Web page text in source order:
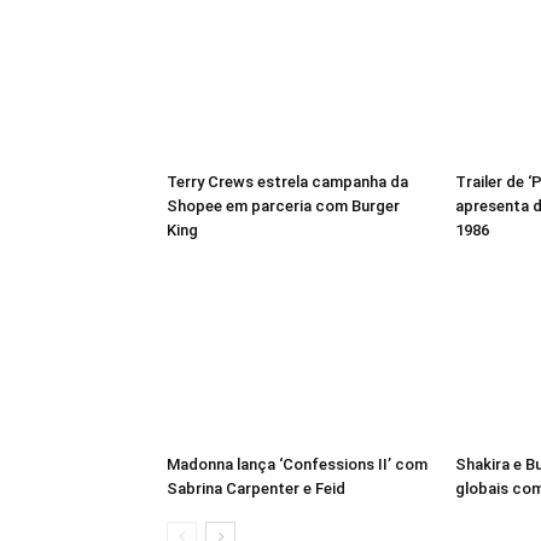
Terry Crews estrela campanha da
Shopee em parceria com Burger
King
Trailer de
apresenta
1986
Madonna lança ‘Confessions II’ com
Sabrina Carpenter e Feid
Shakira e
globais com